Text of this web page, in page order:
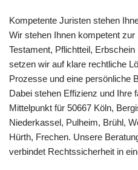
Kompetente Juristen stehen
Wir stehen Ihnen kompetent
Testament, Pflichtteil,
setzen wir auf klare rechtliche
Prozesse und eine persönliche
Dabei stehen Effizienz und Ihre
Mittelpunkt für 50667 Köln,
Niederkassel, Pulheim, Brühl,
Hürth, Frechen. Unsere
verbindet Rechtssicherheit in